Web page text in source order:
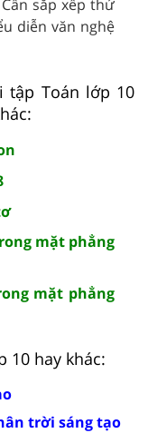
Cần sắp xếp thứ
diễn văn nghệ
tập Toán lớp 10
mặt phẳng
mặt phẳng
10 hay khác:
trời sáng tạo